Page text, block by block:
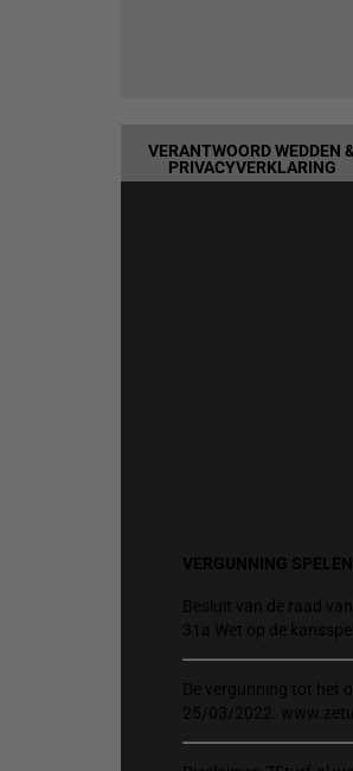
VERANTWOORD WEDDEN
PRIVACYVERKLARING
VERGUNNING
Besluit van de raad
31a Wet op de
De vergunning tot het
25/03/2022.